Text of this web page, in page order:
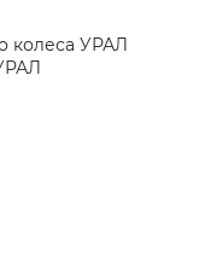
колеса УРАЛ